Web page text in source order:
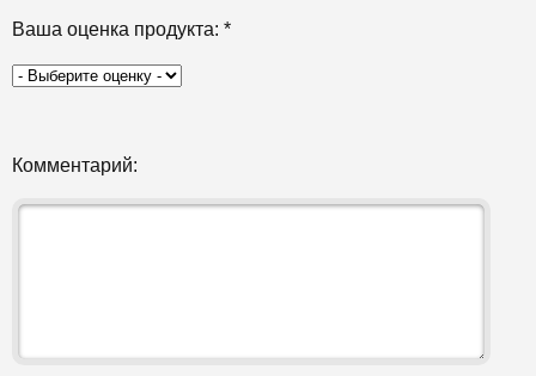
Ваша оценка продукта: *
Комментарий: